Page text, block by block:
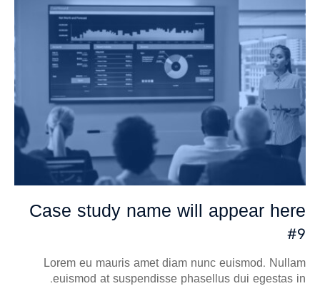
Case study name will appear here
#9
Lorem eu mauris amet diam nunc euismod. Nullam
euismod at suspendisse phasellus dui egestas in.